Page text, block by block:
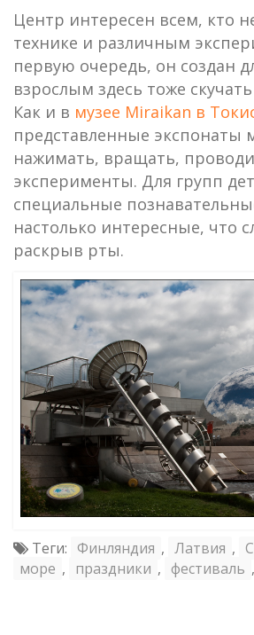
Центр интересен всем, кто
технике и различным
первую очередь, он создан
взрослым здесь тоже
Как и в музее Miraikan в
представленные экспонаты
нажимать, вращать,
эксперименты. Для групп
специальные
настолько интересные, что
раскрыв рты.
Теги: Финляндия , Латвия ,
море , праздники , фестиваль ,